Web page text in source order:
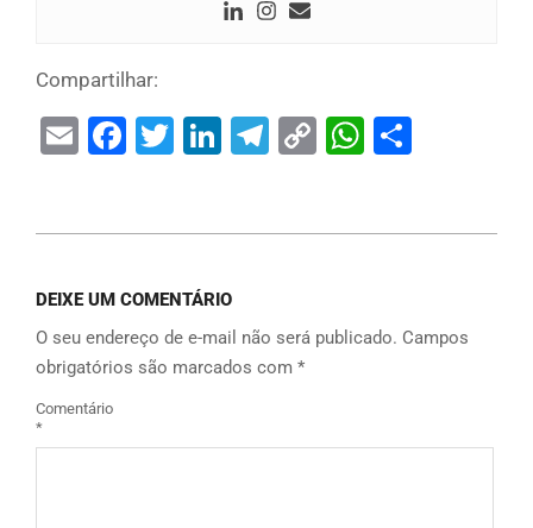
Compartilhar:
EmailFacebook
Twitter
LinkedIn
Telegram
Copy
DEIXE UM COMENTÁRIO
O seu endereço de e-mail não será publicado. Campos
obrigatórios são marcados com *
Comentário
*